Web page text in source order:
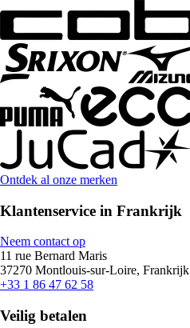
Ontdek al onze merken
Klantenservice in Frankrijk
Neem contact op
11 rue Bernard Maris
37270 Montlouis-sur-Loire, Frankrijk
+33 1 86 47 62 58
Veilig betalen